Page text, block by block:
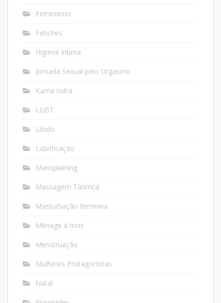
Feminismo
Fetiches
Higiene íntima
Jornada Sexual pelo Orgasmo
Kama sutra
LGBT
Libido
Lubrificação
Mansplaining
Massagem Tântrica
Masturbação feminina
Ménage à trois
Menstruação
Mulheres Protagonistas
Natal